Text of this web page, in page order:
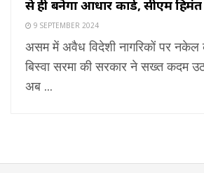
से ही बनेगा आधार कार्ड, सीएम
9 SEPTEMBER 2024
असम में अवैध विदेशी नागरिकों पर
बिस्वा सरमा की सरकार ने सख्त कदम
अब ...